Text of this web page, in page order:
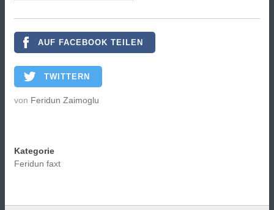
AUF FACEBOOK TEILEN
TWITTERN
von Feridun Zaimoglu
Kategorie
Feridun faxt